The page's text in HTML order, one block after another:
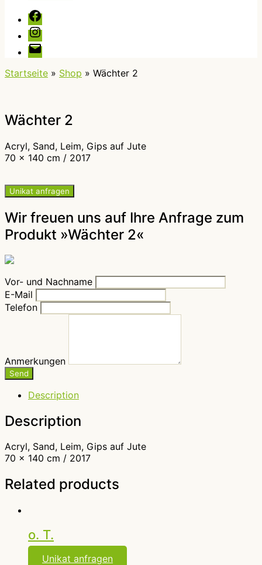
Facebook
Instagram
E-
Mail
Startseite » Shop » Wächter 2
Wächter 2
Acryl, Sand, Leim, Gips auf Jute
70 x 140 cm / 2017
Unikat anfragen
Wir freuen uns auf Ihre Anfrage zum
Produkt »Wächter 2«
Vor- und Nachname
E-Mail
Telefon
Anmerkungen
Send
Description
Description
Acryl, Sand, Leim, Gips auf Jute
70 x 140 cm / 2017
Related products
o. T.
Unikat anfragen